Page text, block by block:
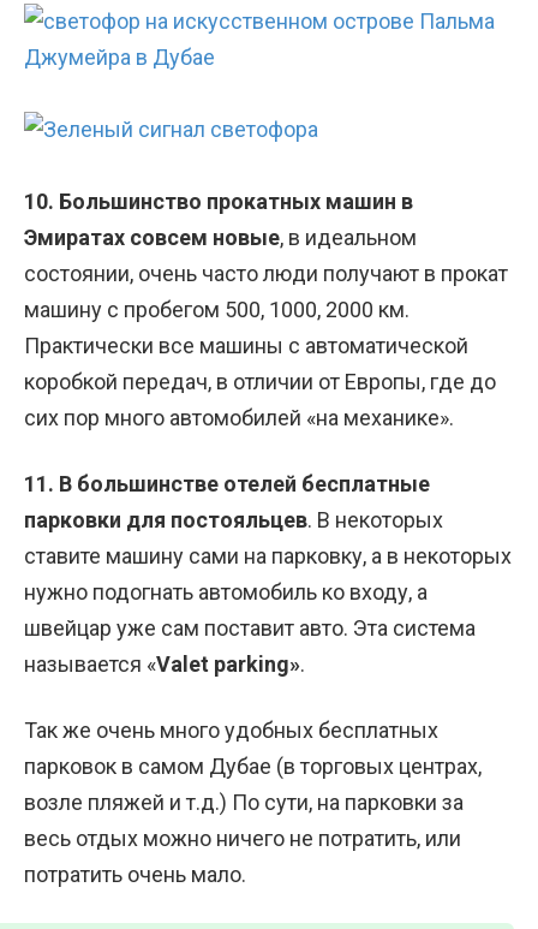
10. Большинство прокатных машин в
Эмиратах совсем новые, в идеальном
состоянии, очень часто люди получают в прокат
машину с пробегом 500, 1000, 2000 км.
Практически все машины с автоматической
коробкой передач, в отличии от Европы, где до
сих пор много автомобилей «на механике».
11. В большинстве отелей бесплатные
парковки для постояльцев. В некоторых
ставите машину сами на парковку, а в некоторых
нужно подогнать автомобиль ко входу, а
швейцар уже сам поставит авто. Эта система
называется «Valet parking».
Так же очень много удобных бесплатных
парковок в самом Дубае (в торговых центрах,
возле пляжей и т.д.) По сути, на парковки за
весь отдых можно ничего не потратить, или
потратить очень мало.